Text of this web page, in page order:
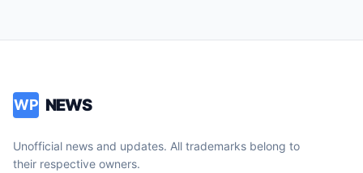
WP NEWS
Unofficial news and updates. All trademarks belong to
their respective owners.